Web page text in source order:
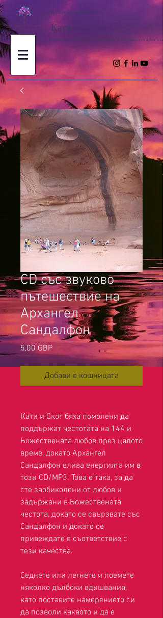
Кати
Духовни ченълинги с
Носете вдъхновение и духовни учения за пътуването на душата ви
CD със звуково
пътешествие на
Архангел
Сандалфон
5,00 GBPЦена
Добави в кошницата
Кати и Скот бяха помолени да
поддържат честотата на 144 и
Божествената любов през цялото
време, докато Архангел
Сандалфон влива енергията им в
този CD/MP3. Това е така, за да
сте заобиколени от любов и
задържани в Божествената
честота, докато се свързвате със
Сандалфон и докато се
привеждате в съответствие с
тези качества.
Седнете или легнете и поемете
няколко дълбоки вдишвания,
като поставите намерението си
да позволи каквото и да е